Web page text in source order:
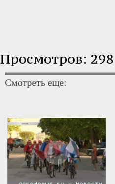
Просмотров: 298
Смотреть еще: